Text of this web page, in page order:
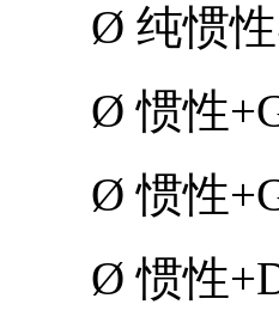
Ø 纯惯
Ø惯性
Ø惯性
Ø惯性